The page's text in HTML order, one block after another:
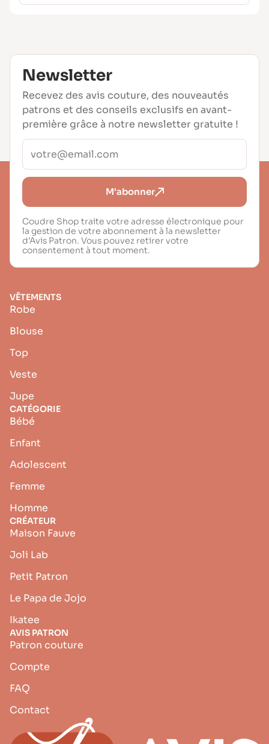
Newsletter
Recevez des avis couture, des nouveautés
patrons et des conseils exclusifs en avant-
première grâce à notre newsletter gratuite !
M'abonner
Coudre Shop traite votre adresse électronique pour
la gestion de votre abonnement à la newsletter
d’Avis Patron. Vous pouvez retirer votre
consentement à tout moment.
VÊTEMENTS
Robe
Blouse
Top
Veste
Jupe
CATÉGORIE
Bébé
Enfant
Adolescent
Femme
Homme
CRÉATEUR
Maison Fauve
Joli Lab
Petit Patron
Le Papa de Jojo
Ikatee
AVIS PATRON
Patron couture
Compte
FAQ
Contact